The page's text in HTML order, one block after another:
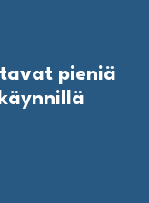
pieniä